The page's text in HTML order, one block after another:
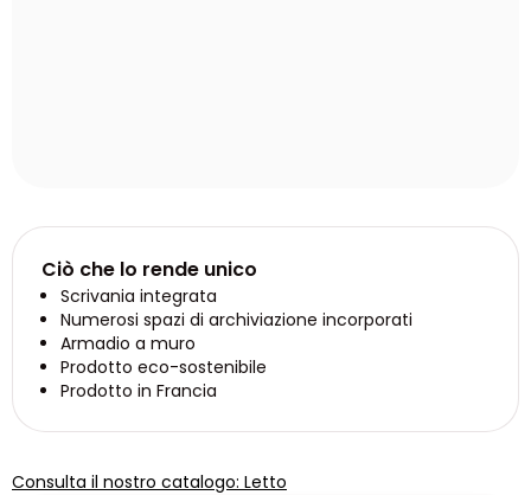
Ciò che lo rende unico
Scrivania integrata
Numerosi spazi di archiviazione incorporati
Armadio a muro
Prodotto eco-sostenibile
Prodotto in Francia
Consulta il nostro catalogo: Letto